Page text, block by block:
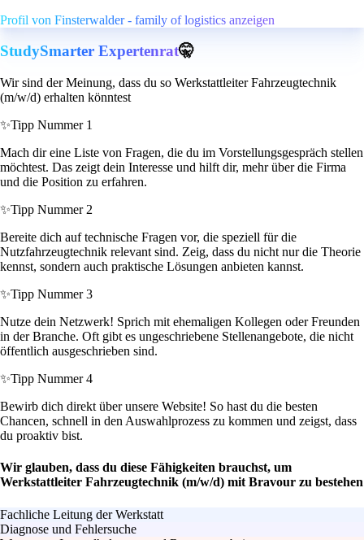
Profil von Finsterwalder - family of logistics anzeigen
StudySmarter Expertenrat🤫
Wir sind der Meinung, dass du so Werkstattleiter Fahrzeugtechnik
(m/w/d) erhalten könntest
✨Tipp Nummer 1
Mach dir eine Liste von Fragen, die du im Vorstellungsgespräch stellen
möchtest. Das zeigt dein Interesse und hilft dir, mehr über die Firma
und die Position zu erfahren.
✨Tipp Nummer 2
Bereite dich auf technische Fragen vor, die speziell für die
Nutzfahrzeugtechnik relevant sind. Zeig, dass du nicht nur die Theorie
kennst, sondern auch praktische Lösungen anbieten kannst.
✨Tipp Nummer 3
Nutze dein Netzwerk! Sprich mit ehemaligen Kollegen oder Freunden
in der Branche. Oft gibt es ungeschriebene Stellenangebote, die nicht
öffentlich ausgeschrieben sind.
✨Tipp Nummer 4
Bewirb dich direkt über unsere Website! So hast du die besten
Chancen, schnell in den Auswahlprozess zu kommen und zeigst, dass
du proaktiv bist.
Wir glauben, dass du diese Fähigkeiten brauchst, um
Werkstattleiter Fahrzeugtechnik (m/w/d) mit Bravour zu bestehen
Fachliche Leitung der Werkstatt
Diagnose und Fehlersuche